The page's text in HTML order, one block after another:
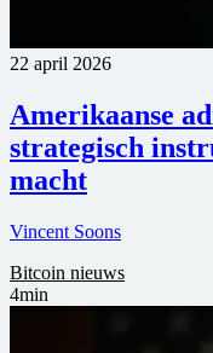
22 april 2026
Amerikaanse
strategisch
macht
Vincent Soons
Bitcoin nieuws
4min